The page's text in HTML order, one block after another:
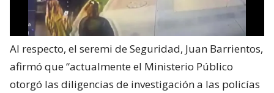
Al respecto, el seremi de Seguridad, Juan Barrientos,
afirmó que “actualmente el Ministerio Público
otorgó las diligencias de investigación a las policías